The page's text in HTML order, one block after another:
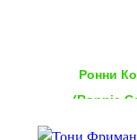
Ронни
(Ronnie